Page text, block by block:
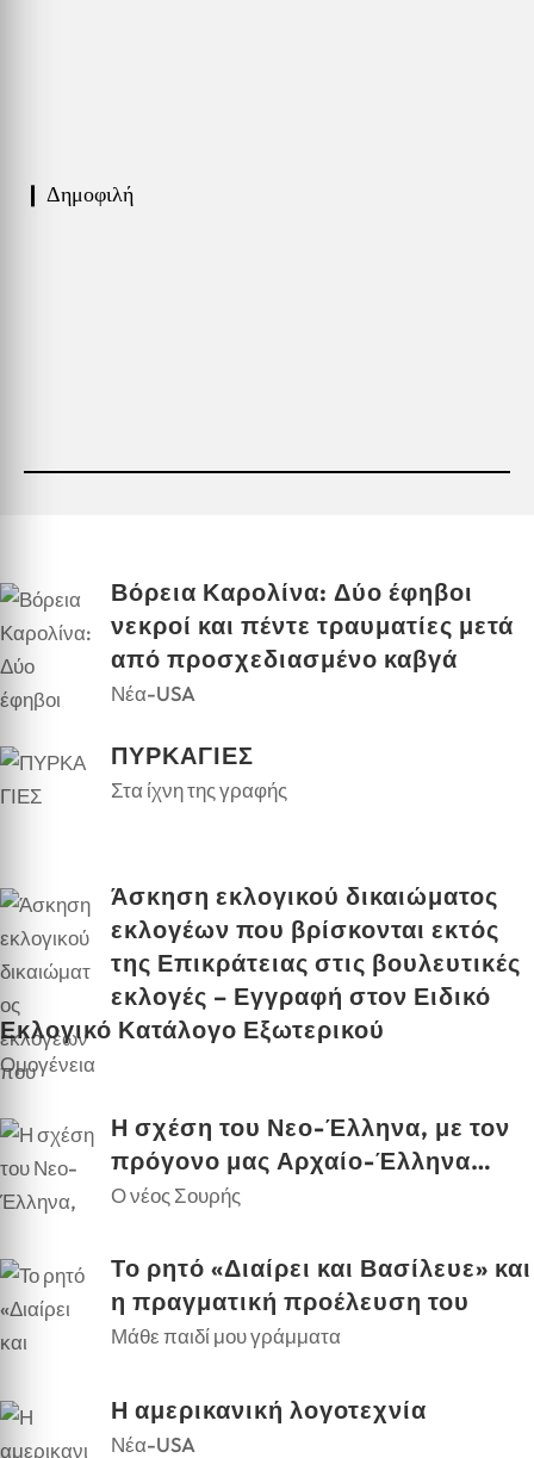
❙ Δημοφιλή
Βόρεια Καρολίνα: Δύο έφηβοι
νεκροί και πέντε τραυματίες μετά
από προσχεδιασμένο καβγά
Νέα-USA
ΠΥΡΚΑΓΙΕΣ
Στα ίχνη της γραφής
Άσκηση εκλογικού δικαιώματος
εκλογέων που βρίσκονται εκτός
της Επικράτειας στις βουλευτικές
εκλογές – Εγγραφή στον Ειδικό
Εκλογικό Κατάλογο Εξωτερικού
Ομογένεια
Η σχέση του Νεο-Έλληνα, με τον
πρόγονο μας Αρχαίο-Έλληνα…
Ο νέος Σουρής
Το ρητό «Διαίρει και Βασίλευε» και
η πραγματική προέλευση του
Μάθε παιδί μου γράμματα
Η αμερικανική λογοτεχνία
Νέα-USA